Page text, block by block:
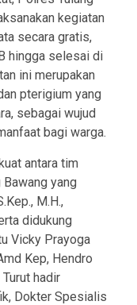
kegiatan
secara gratis,
hingga selesai di
ini merupakan
pterigium yang
sebagai wujud
bagi warga.
antara tim
yang
M.H.,
didukung
Vicky Prayoga
Kep, Hendro
hadir
Dokter Spesialis